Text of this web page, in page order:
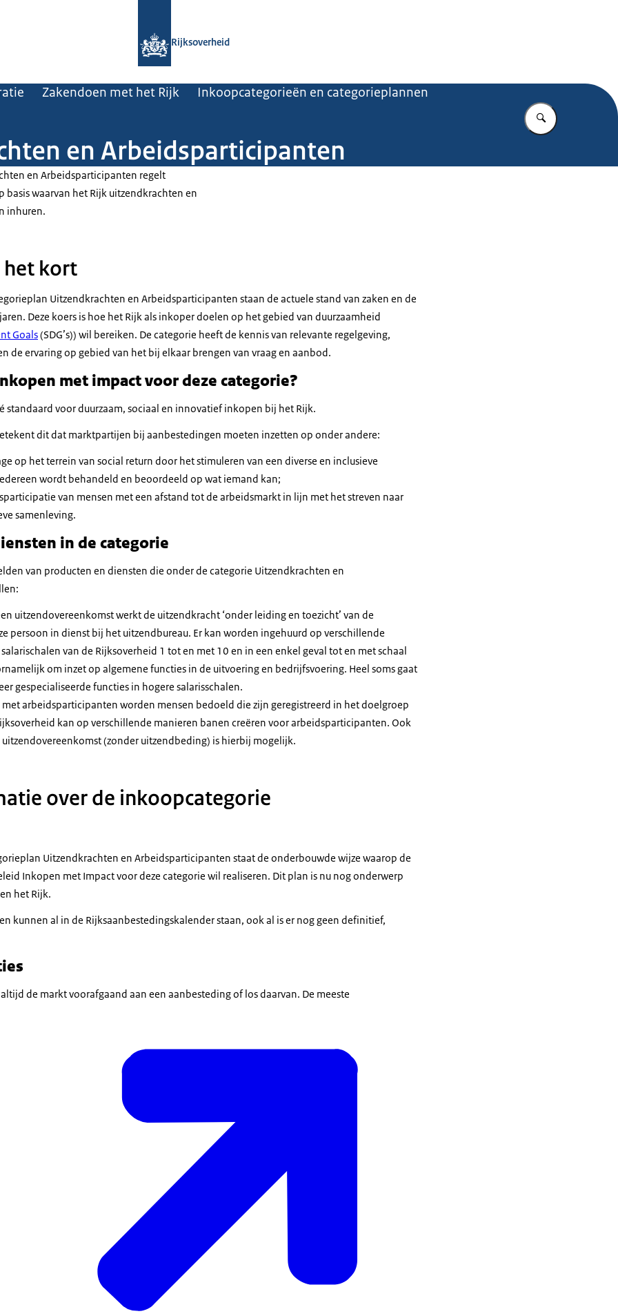
Rijksoverheid
Zakendoen met het Rijk Inkoopcategorieën en categorieplannen
Vul in wat u
en Arbeidsparticipanten
en Arbeidsparticipanten regelt
basis waarvan het Rijk uitzendkrachten en
inhuren.
het kort
Uitzendkrachten en Arbeidsparticipanten staan de actuele stand van zaken en de
Deze koers is hoe het Rijk als inkoper doelen op het gebied van duurzaamheid
Goals(SDG’s)) wil bereiken. De categorie heeft de kennis van relevante regelgeving,
de ervaring op gebied van het bij elkaar brengen van vraag en aanbod.
met impact voor deze categorie?
standaard voor duurzaam, sociaal en innovatief inkopen bij het Rijk.
dit dat marktpartijen bij aanbestedingen moeten inzetten op onder andere:
op het terrein van social return door het stimuleren van een diverse en inclusieve
wordt behandeld en beoordeeld op wat iemand kan;
van mensen met een afstand tot de arbeidsmarkt in lijn met het streven naar
samenleving.
in de categorie
van producten en diensten die onder de categorie Uitzendkrachten en
uitzendovereenkomst werkt de uitzendkracht ‘onder leiding en toezicht’ van de
persoon in dienst bij het uitzendbureau. Er kan worden ingehuurd op verschillende
van de Rijksoverheid 1 tot en met 10 en in een enkel geval tot en met schaal
om inzet op algemene functies in de uitvoering en bedrijfsvoering. Heel soms gaat
gespecialiseerde functies in hogere salarisschalen.
arbeidsparticipanten worden mensen bedoeld die zijn geregistreerd in het doelgroep
kan op verschillende manieren banen creëren voor arbeidsparticipanten. Ook
uitzendovereenkomst (zonder uitzendbeding) is hierbij mogelijk.
over de inkoopcategorie
Uitzendkrachten en Arbeidsparticipanten staat de onderbouwde wijze waarop de
Inkopen met Impact voor deze categorie wil realiseren. Dit plan is nu nog onderwerp
het Rijk.
kunnen al in de Rijksaanbestedingskalender staan, ook al is er nog geen definitief,
de markt voorafgaand aan een aanbesteding of los daarvan. De meeste